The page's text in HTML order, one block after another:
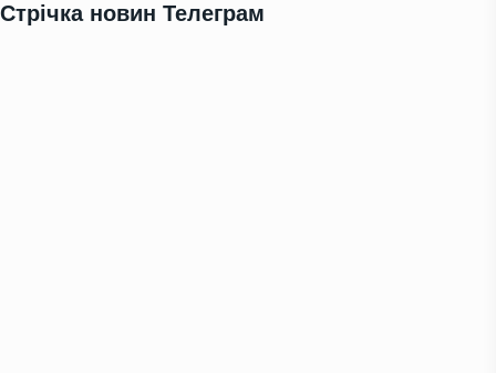
Стрічка новин Телеграм